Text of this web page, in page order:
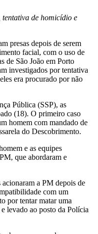
de homicídio e
presas depois de serem
facial, com o uso de
de São João em Porto
investigados por tentativa
era procurado por não
Pública (SSP), as
(18). O primeiro caso
homem com mandado de
do Descobrimento.
e as equipes
que abordaram e
a PM depois de
com um
por tentar matar uma
levado ao posto da Polícia